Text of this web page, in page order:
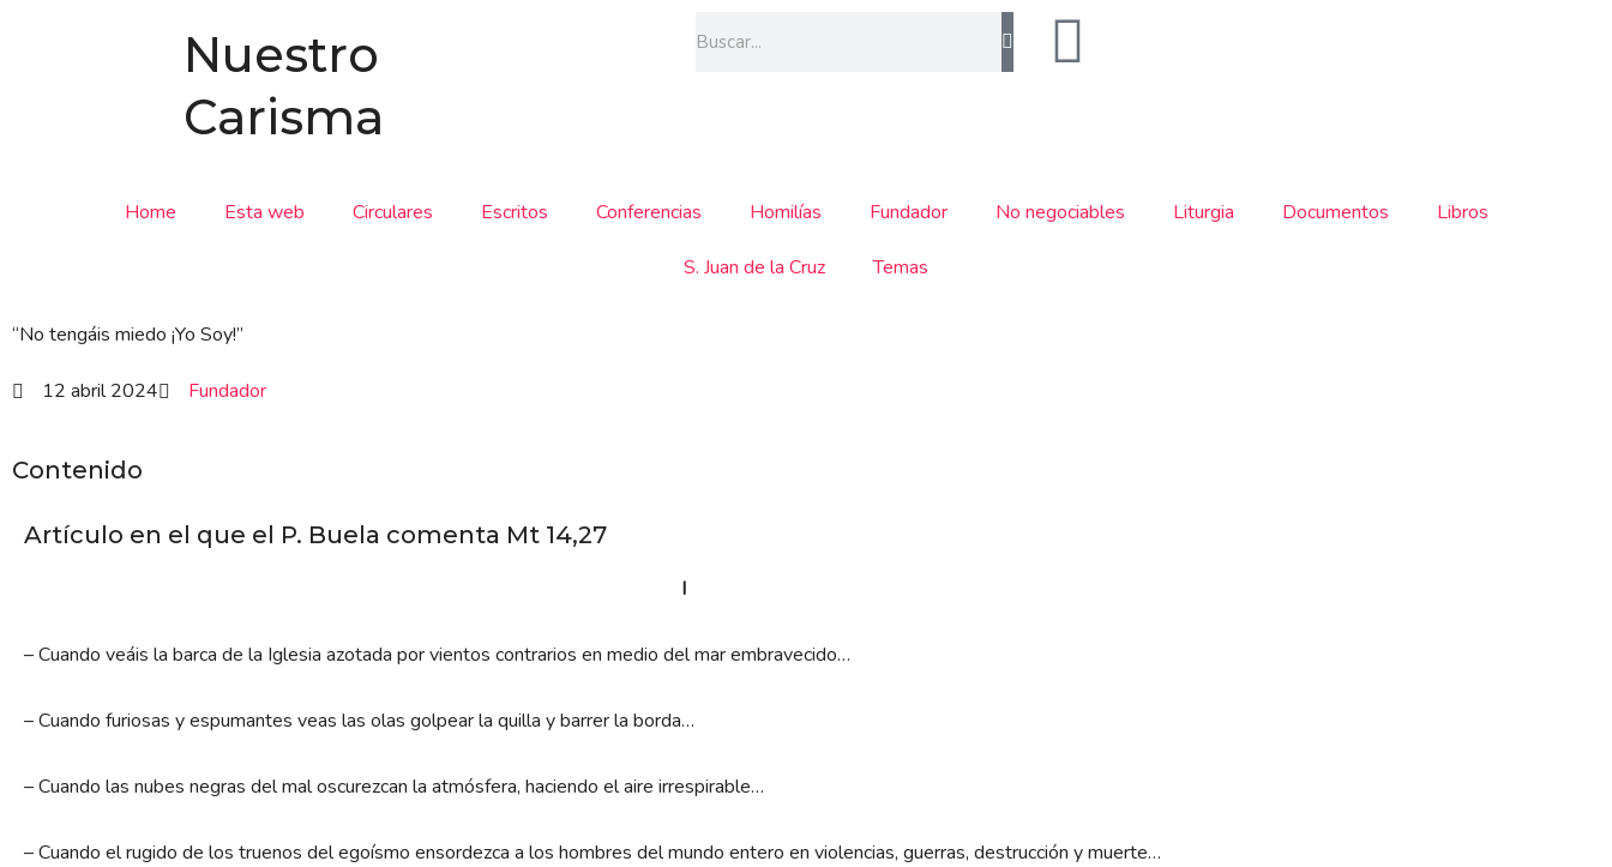
Nuestro
Carisma
Home Esta web Circulares Escritos Conferencias Homilías Fundador No negociables Liturgia Documentos Libros
S. Juan de la Cruz Temas
“No tengáis miedo ¡Yo Soy!”
12 abril 2024 Fundador
Contenido
Artículo en el que el P. Buela comenta Mt 14,27
I
– Cuando veáis la barca de la Iglesia azotada por vientos contrarios en medio del mar embravecido…
– Cuando furiosas y espumantes veas las olas golpear la quilla y barrer la borda…
– Cuando las nubes negras del mal oscurezcan la atmósfera, haciendo el aire irrespirable…
– Cuando el rugido de los truenos del egoísmo ensordezca a los hombres del mundo entero en violencias, guerras, destrucción y muerte…